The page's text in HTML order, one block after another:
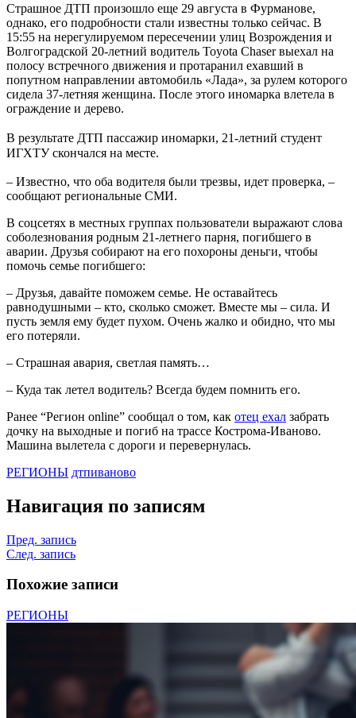
Страшное ДТП произошло еще 29 августа в Фурманове,
однако, его подробности стали известны только сейчас. В
15:55 на нерегулируемом пересечении улиц Возрождения и
Волгоградской 20-летний водитель Toyota Chaser выехал на
полосу встречного движения и протаранил ехавший в
попутном направлении автомобиль «Лада», за рулем которого
сидела 37-летняя женщина. После этого иномарка влетела в
ограждение и дерево.
В результате ДТП пассажир иномарки, 21-летний студент
ИГХТУ скончался на месте. ⠀
– Известно, что оба водителя были трезвы, идет проверка, –
сообщают региональные СМИ.
В соцсетях в местных группах пользователи выражают слова
соболезнования родным 21-летнего парня, погибшего в
аварии. Друзья собирают на его похороны деньги, чтобы
помочь семье погибшего:
– Друзья, давайте поможем семье. Не оставайтесь
равнодушными – кто, сколько сможет. Вместе мы – сила. И
пусть земля ему будет пухом. Очень жалко и обидно, что мы
его потеряли.
– Страшная авария, светлая память…
– Куда так летел водитель? Всегда будем помнить его.
Ранее “Регион online” сообщал о том, как отец ехал забрать
дочку на выходные и погиб на трассе Кострома-Иваново.
Машина вылетела с дороги и перевернулась.
РЕГИОНЫ дтпиваново
Навигация по записям
Пред. запись
След. запись
Похожие записи
РЕГИОНЫ